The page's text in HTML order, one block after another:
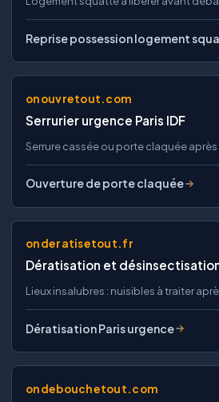
Reprise possession logement
onouvretout.com
Serrurier urgence Paris IDF
Serrure cassée ou porte claquée après
Ouverture de porte claquée
onderatisetout.fr
Dératisation et désinsectisation
Lieux insalubres : nuisibles à traiter
Dératisation Paris urgence
ondebouchetout.com